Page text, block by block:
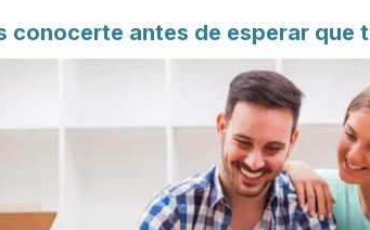
conocerte antes de esperar que